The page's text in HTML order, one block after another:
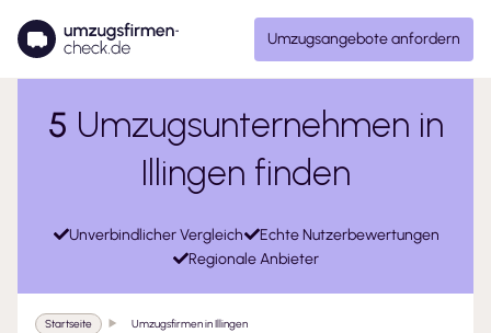
Umzugsangebote anfordern
5 Umzugsunternehmen in
Illingen finden
Unverbindlicher Vergleich
Echte Nutzerbewertungen
Regionale Anbieter
Startseite Umzugsfirmen in Illingen